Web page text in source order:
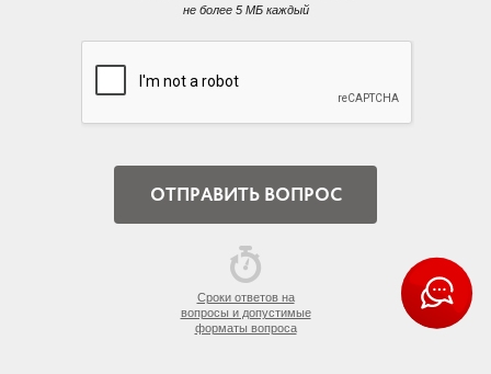
не более 5 МБ каждый
Сроки ответов на
вопросы и допустимые
форматы вопроса